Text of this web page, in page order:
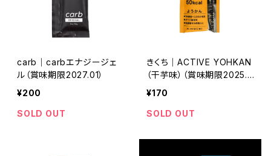
carb｜carbエナジージェ
ル（賞味期限2027.01）
¥200
SOLD OUT
きくち｜ACTIVE YOHKAN
（干芋味）（賞味期限2025.1
0）
¥170
SOLD OUT